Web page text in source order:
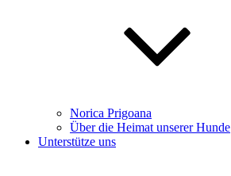
Norica Prigoana
Über die Heimat unserer Hunde
Unterstütze uns